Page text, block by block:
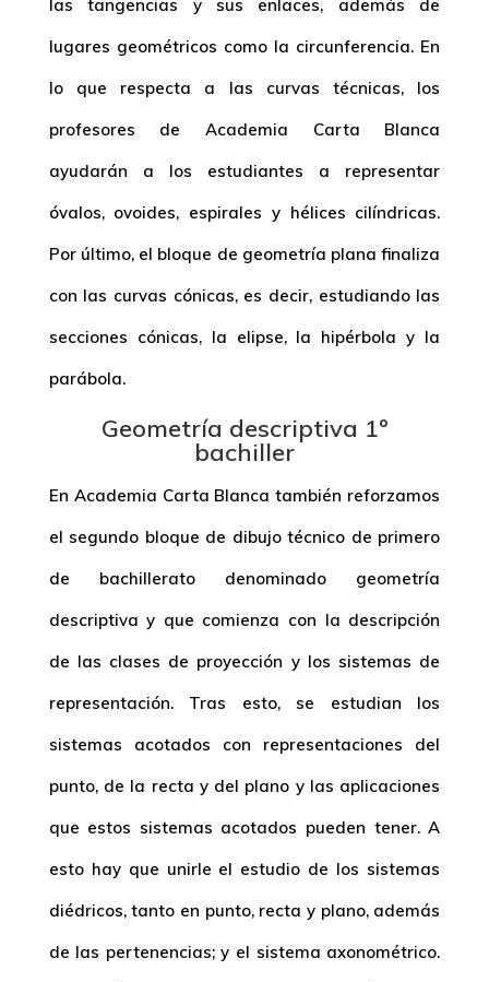
las tangencias y sus enlaces, además de
lugares geométricos como la circunferencia. En
lo que respecta a las curvas técnicas, los
profesores de Academia Carta Blanca
ayudarán a los estudiantes a representar
óvalos, ovoides, espirales y hélices cilíndricas.
Por último, el bloque de geometría plana finaliza
con las curvas cónicas, es decir, estudiando las
secciones cónicas, la elipse, la hipérbola y la
parábola.
Geometría descriptiva 1º
bachiller
En Academia Carta Blanca también reforzamos
el segundo bloque de dibujo técnico de primero
de bachillerato denominado geometría
descriptiva y que comienza con la descripción
de las clases de proyección y los sistemas de
representación. Tras esto, se estudian los
sistemas acotados con representaciones del
punto, de la recta y del plano y las aplicaciones
que estos sistemas acotados pueden tener. A
esto hay que unirle el estudio de los sistemas
diédricos, tanto en punto, recta y plano, además
de las pertenencias; y el sistema axonométrico.